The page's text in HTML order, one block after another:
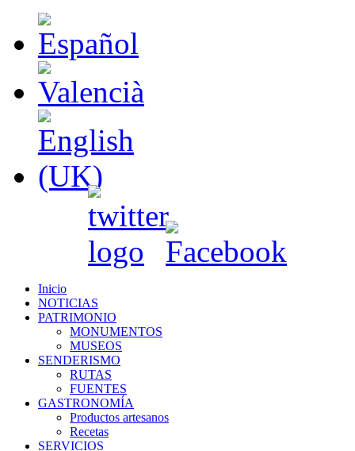
Inicio
NOTICIAS
PATRIMONIO
MONUMENTOS
MUSEOS
SENDERISMO
RUTAS
FUENTES
GASTRONOMÍA
Productos artesanos
Recetas
SERVICIOS